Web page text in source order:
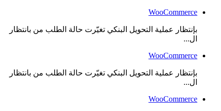
WooCommerce
بإنتظار عملية التحويل البنكي تغيّرت حالة الطلب من بانتظار
ال...
WooCommerce
بإنتظار عملية التحويل البنكي تغيّرت حالة الطلب من بانتظار
ال...
WooCommerce